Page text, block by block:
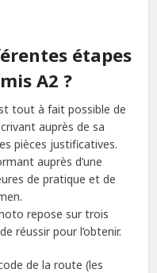
étapes
A2 ?
tout à fait possible de
auprès de sa
pièces justificatives.
auprès d’une
de pratique et de
repose sur trois
réussir pour l’obtenir.
de la route (les